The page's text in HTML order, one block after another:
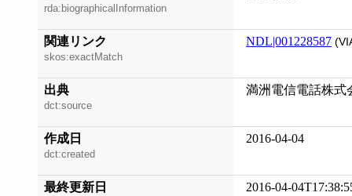
rda:biographicalInformation
関連リンク
skos:exactMatch
NDL|001228587
出典
dct:source
満洲電信電話株式
作成日
dct:created
2016-04-04
最終更新日 2016-04-